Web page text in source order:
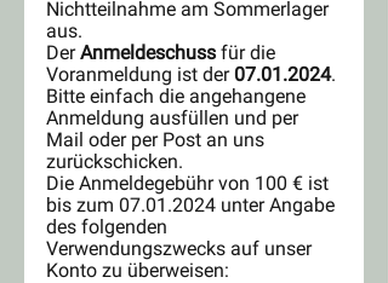
Nichtteilnahme am Sommerlager
aus.
Der Anmeldeschuss für die
Voranmeldung ist der 07.01.2024.
Bitte einfach die angehangene
Anmeldung ausfüllen und per
Mail oder per Post an uns
zurückschicken.
Die Anmeldegebühr von 100 € ist
bis zum 07.01.2024 unter Angabe
des folgenden
Verwendungszwecks auf unser
Konto zu überweisen: